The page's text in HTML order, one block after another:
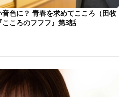
色に？ 青春を求めてこころ（田牧
ころのフフフ』第3話